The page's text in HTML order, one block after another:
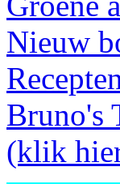
Nieuw
Bruno's
(klik